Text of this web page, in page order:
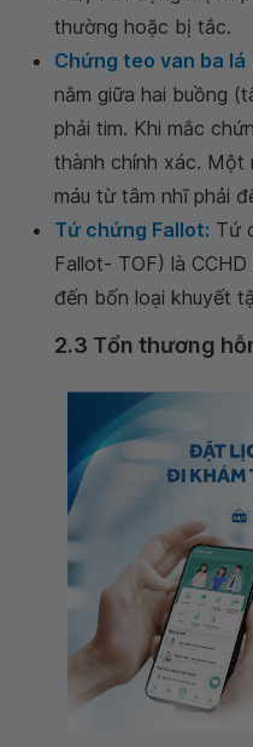
thường hoặc bị tắc.
Chứng teo van ba lá
nằm giữa hai buồng
phải tim. Khi mắc
thành chính xác. Một
máu từ tâm nhĩ phải
Tứ chứng Fallot: Tứ
Fallot- TOF) là
đến bốn loại khuyết
2.3 Tổn thương